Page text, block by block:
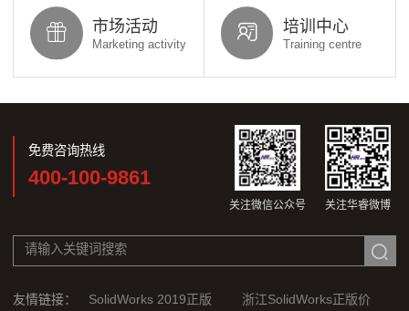
市场活动
Marketing activity
培训中心
Training centre
免费咨询热线
400-100-9861
关注微信公众号 关注华睿微博
友情链接： SolidWorks 2019正版 浙江SolidWorks正版价